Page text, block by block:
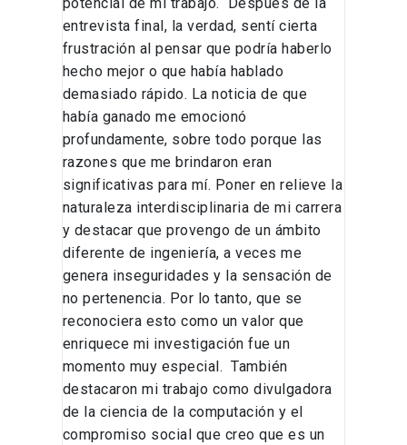
entrevista final, la verdad, sentí cierta
frustración al pensar que podría haberlo
hecho mejor o que había hablado
demasiado rápido. La noticia de que
había ganado me emocionó
profundamente, sobre todo porque las
razones que me brindaron eran
significativas para mí. Poner en relieve la
naturaleza interdisciplinaria de mi carrera
y destacar que provengo de un ámbito
diferente de ingeniería, a veces me
genera inseguridades y la sensación de
no pertenencia. Por lo tanto, que se
reconociera esto como un valor que
enriquece mi investigación fue un
momento muy especial. También
destacaron mi trabajo como divulgadora
de la ciencia de la computación y el
compromiso social que creo que es un